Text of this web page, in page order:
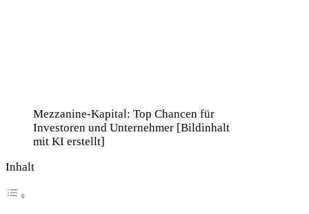
Mezzanine-Kapital: Top Chancen für
Investoren und Unternehmer [Bildinhalt
mit KI erstellt]
Inhalt